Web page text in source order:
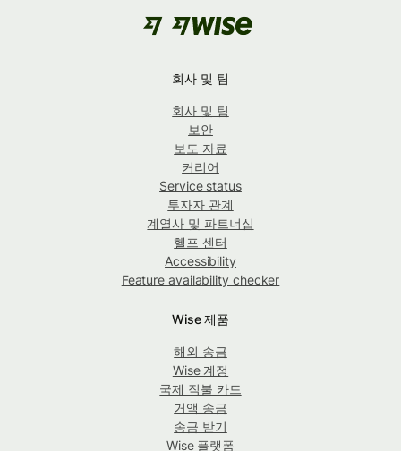
회사 및 팀
회사 및 팀
보안
보도 자료
커리어
Service status
투자자 관계
계열사 및 파트너십
헬프 센터
Accessibility
Feature availability checker
Wise 제품
해외 송금
Wise 계정
국제 직불 카드
거액 송금
송금 받기
Wise 플랫폼